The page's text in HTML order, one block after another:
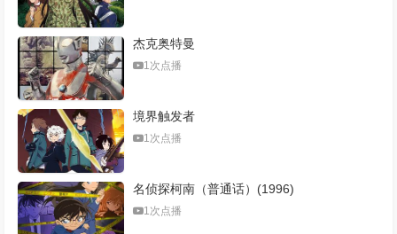
杰克奥特曼
1次点播
境界触发者
1次点播
名侦探柯南（普通话）(1996)
1次点播